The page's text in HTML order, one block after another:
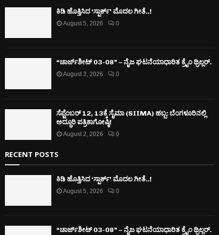
ಕಿಡಿ‌‌ ಹೊತ್ತಿಸಿದ ‘ಸ್ಪಾರ್ಕ್’ ಮೊದಲ‌ ಗೀತೆ..!
August 5, 2026 0
“ಚಾರ್ಜ್‌ಶೀಟ್ 03-08” – ನೈಜ ಘಟನೆಯಾಧಾರಿತ ಕ್ರೈಂ ಥ್ರಿಲ್ಲರ್.
August 3, 2026 0
ಸೆಪ್ಟೆಂಬರ್ 12, 13ಕ್ಕೆ ಸೈಮಾ (SIIMA) ಹಬ್ಬ: ಬೆಂಗಳೂರಿನಲ್ಲಿ
ಅದ್ಧೂರಿ ಪತ್ರಿಕಾಗೋಷ್ಠಿ!
August 2, 2026 0
RECENT POSTS
ಕಿಡಿ‌‌ ಹೊತ್ತಿಸಿದ ‘ಸ್ಪಾರ್ಕ್’ ಮೊದಲ‌ ಗೀತೆ..!
August 5, 2026 0
“ಚಾರ್ಜ್‌ಶೀಟ್ 03-08” – ನೈಜ ಘಟನೆಯಾಧಾರಿತ ಕ್ರೈಂ ಥ್ರಿಲ್ಲರ್.